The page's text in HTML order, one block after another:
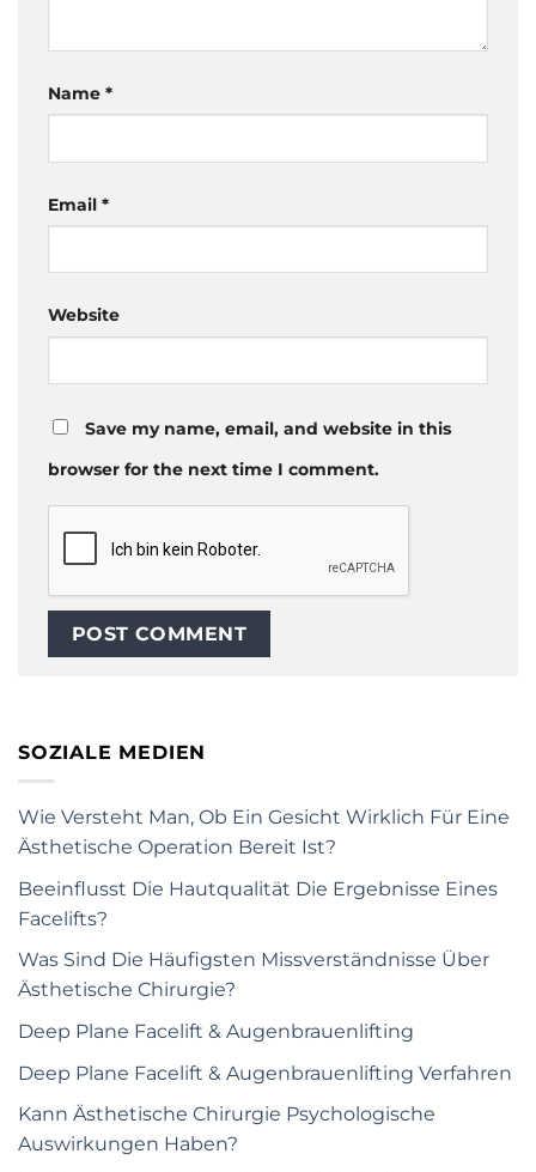
Name *
Email *
Website
Save my name, email, and website in this
browser for the next time I comment.
SOZIALE MEDIEN
Wie Versteht Man, Ob Ein Gesicht Wirklich Für Eine
Ästhetische Operation Bereit Ist?
Beeinflusst Die Hautqualität Die Ergebnisse Eines
Facelifts?
Was Sind Die Häufigsten Missverständnisse Über
Ästhetische Chirurgie?
Deep Plane Facelift & Augenbrauenlifting
Deep Plane Facelift & Augenbrauenlifting Verfahren
Kann Ästhetische Chirurgie Psychologische
Auswirkungen Haben?